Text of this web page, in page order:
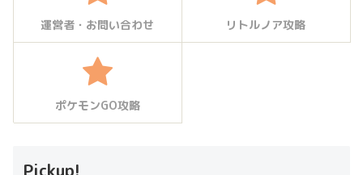
運営者・お問い合わせ リトルノア攻略
ポケモンGO攻略
Pickup!